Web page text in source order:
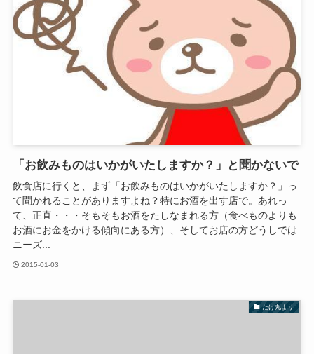
「お飲みものはいかがいたしますか？」と聞かないで
飲食店に行くと、まず「お飲みものはいかがいたしますか？」っ
て聞かれることがありますよね？特にお酒を出す店で。あれっ
て、正直・・・そもそもお酒をたしなまれる方（食べものよりも
お酒にお金をかける傾向にある方）、そしてお店の方どうしでは
ニーズ...
2015-01-03
たけ丸より